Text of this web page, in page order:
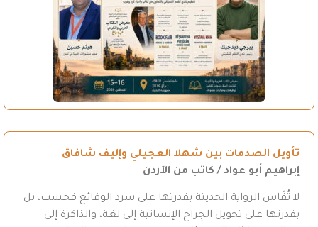
تأويل الصدمات بين شهلا العجيلي وإليف شافاق
إبراهيم أبو عواد / كاتب من الأردن
لا تُقَاس الرواية الحديثة بقدرتها على سرد الوقائع فحسب، بل
بقدرتها على تحويل الجِراح الإنسانية إلى لغة، والذاكرة إلى